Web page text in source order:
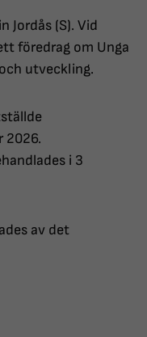
Jordås (S). Vid
föredrag om Unga
utveckling.
2026.
i 3
av det